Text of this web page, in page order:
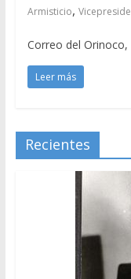
Armisticio,
Correo del Orinoco,
Leer más
Recientes